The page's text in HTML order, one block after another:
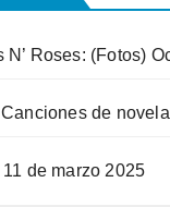
N’ Roses: (Fotos)
de
de marzo 2025